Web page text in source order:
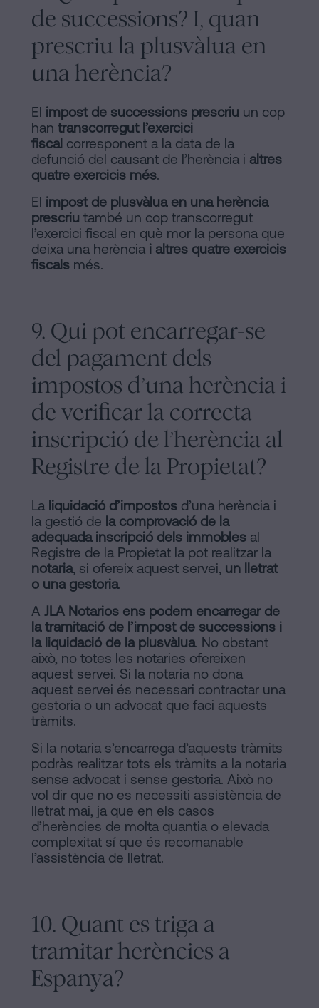
de successions? I, quan
prescriu la plusvàlua en
una herència?
El impost de successions prescriu un cop
han transcorregut l’exercici
fiscal corresponent a la data de la
defunció del causant de l’herència i altres
quatre exercicis més.
El impost de plusvàlua en una herència
prescriu també un cop transcorregut
l’exercici fiscal en què mor la persona que
deixa una herència i altres quatre exercicis
fiscals més.
9. Qui pot encarregar-se
del pagament dels
impostos d’una herència i
de verificar la correcta
inscripció de l’herència al
Registre de la Propietat?
La liquidació d’impostos d’una herència i
la gestió de la comprovació de la
adequada inscripció dels immobles al
Registre de la Propietat la pot realitzar la
notaria, si ofereix aquest servei, un lletrat
o una gestoria.
A JLA Notarios ens podem encarregar de
la tramitació de l’impost de successions i
la liquidació de la plusvàlua. No obstant
això, no totes les notaries ofereixen
aquest servei. Si la notaria no dona
aquest servei és necessari contractar una
gestoria o un advocat que faci aquests
tràmits.
Si la notaria s’encarrega d’aquests tràmits
podràs realitzar tots els tràmits a la notaria
sense advocat i sense gestoria. Això no
vol dir que no es necessiti assistència de
lletrat mai, ja que en els casos
d’herències de molta quantia o elevada
complexitat sí que és recomanable
l’assistència de lletrat.
10. Quant es triga a
tramitar herències a
Espanya?